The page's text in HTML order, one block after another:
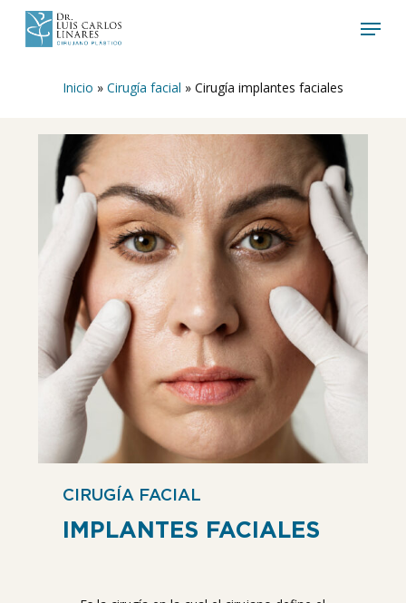
Menu
Inicio » Cirugía facial » Cirugía implantes faciales
CIRUGÍA FACIAL
IMPLANTES FACIALES